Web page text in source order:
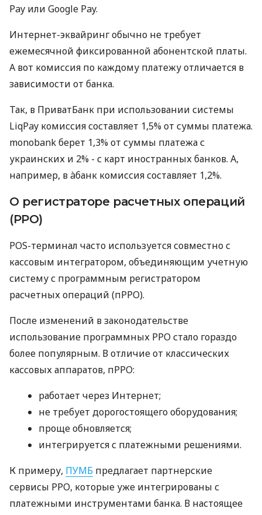
Pay или Google Pay.
Интернет-эквайринг обычно не требует
ежемесячной фиксированной абонентской платы.
А вот комиссия по каждому платежу отличается в
зависимости от банка.
Так, в ПриватБанк при использовании системы
LiqPay комиссия составляет 1,5% от суммы платежа.
monobank берет 1,3% от суммы платежа с
украинских и 2% - с карт иностранных банков. А,
например, в àбанк комиссия составляет 1,2%.
О регистраторе расчетных операций
(РРО)
POS-терминал часто используется совместно с
кассовым интегратором, объединяющим учетную
систему с программным регистратором
расчетных операций (пРРО).
После изменений в законодательстве
использование программных РРО стало гораздо
более популярным. В отличие от классических
кассовых аппаратов, пРРО:
работает через Интернет;
не требует дорогостоящего оборудования;
проще обновляется;
интегрируется с платежными решениями.
К примеру, ПУМБ предлагает партнерские
сервисы РРО, которые уже интегрированы с
платежными инструментами банка. В настоящее